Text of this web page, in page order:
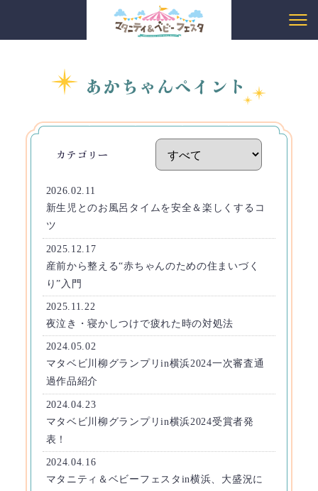
あかちゃんペイント
カテゴリー
2026.02.11
新生児とのお風呂タイムを安全＆楽しくするコ
ツ
2025.12.17
産前から整える“赤ちゃんのための住まいづく
り”入門
2025.11.22
夜泣き・寝かしつけで疲れた時の対処法
2024.05.02
マタベビ川柳グランプリin横浜2024一次審査通
過作品紹介
2024.04.23
マタベビ川柳グランプリin横浜2024受賞者発
表！
2024.04.16
マタニティ＆ベビーフェスタin横浜、大盛況に